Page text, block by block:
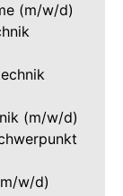
(m/w/d)
(m/w/d)
w/d)